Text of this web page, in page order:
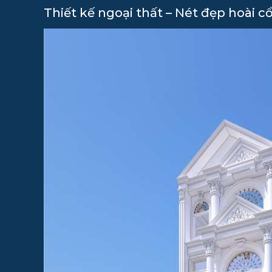
Thiết kế ngoại thất – Nét đẹp hoài